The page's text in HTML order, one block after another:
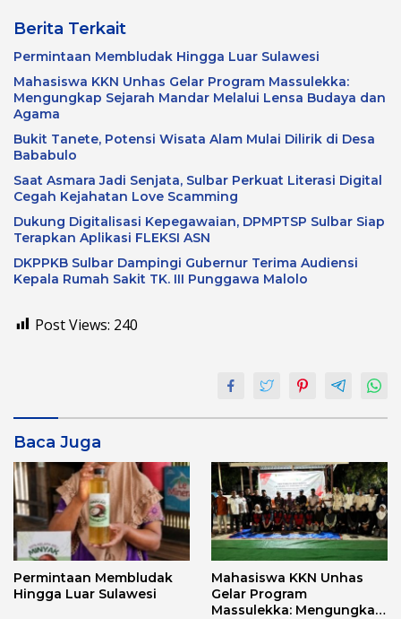
Berita Terkait
Permintaan Membludak Hingga Luar Sulawesi
Mahasiswa KKN Unhas Gelar Program Massulekka:
Mengungkap Sejarah Mandar Melalui Lensa Budaya dan
Agama
Bukit Tanete, Potensi Wisata Alam Mulai Dilirik di Desa
Bababulo
Saat Asmara Jadi Senjata, Sulbar Perkuat Literasi Digital
Cegah Kejahatan Love Scamming
Dukung Digitalisasi Kepegawaian, DPMPTSP Sulbar Siap
Terapkan Aplikasi FLEKSI ASN
DKPPKB Sulbar Dampingi Gubernur Terima Audiensi
Kepala Rumah Sakit TK. III Punggawa Malolo
Post Views: 240
Baca Juga
Permintaan Membludak
Hingga Luar Sulawesi
Mahasiswa KKN Unhas
Gelar Program
Massulekka: Mengungkap